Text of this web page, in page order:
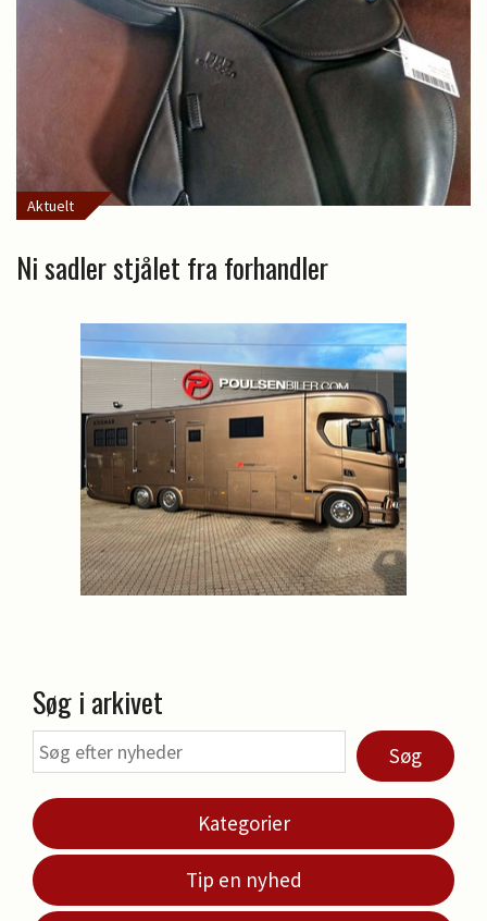
Aktuelt
Ni sadler stjålet fra forhandler
Søg i arkivet
Søg
Kategorier
Tip en nyhed